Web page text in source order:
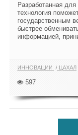
Разработанная
технология
государственным
быстрее
информацией,
ИННОВАЦИИ ЦАХАЛ
597